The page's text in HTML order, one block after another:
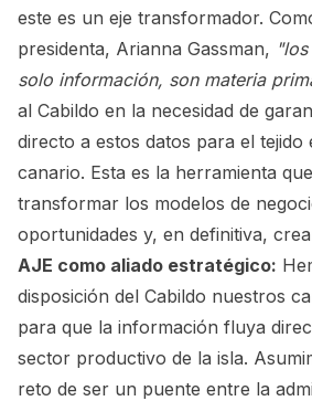
este es un eje transformador.
presidenta, Arianna Gassman,
solo información, son materia
al Cabildo en la necesidad de
directo a estos datos para el tejido
canario. Esta es la herramienta
transformar los modelos de
oportunidades y, en definitiva,
AJE como aliado estratégico:
disposición del Cabildo nuestros
para que la información fluya
sector productivo de la isla.
reto de ser un puente entre la